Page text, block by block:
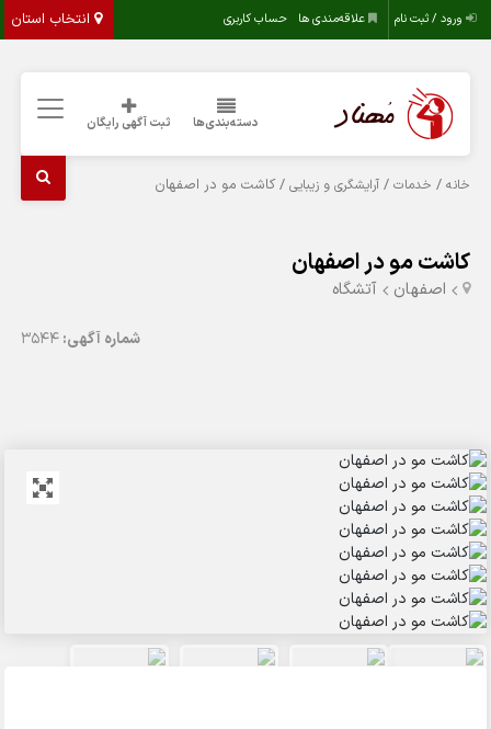
انتخاب استان ورود / ثبت نام علاقه‌مندی ها حساب کاربری
دسته‌بندی‌ها ثبت آگهی رایگان
خانه / خدمات /آرایشگری و زیبایی / کاشت مو در اصفهان
کاشت مو در اصفهان
اصفهان آتشگاه
شماره آگهی:3544